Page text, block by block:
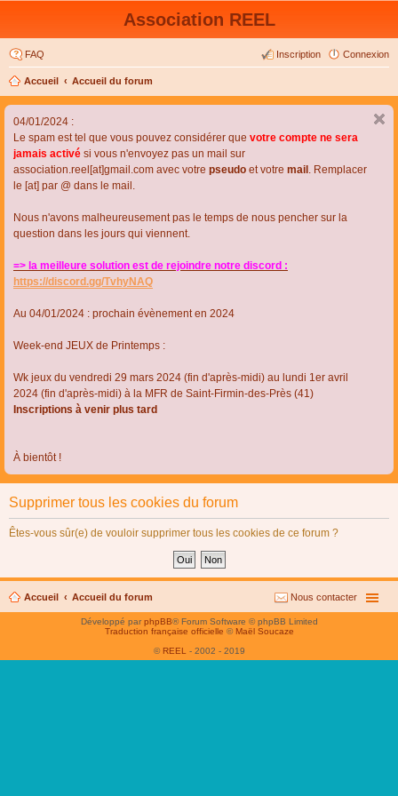
Association REEL
FAQ Connexion
Inscription
Accueil Accueil du forum
04/01/2024 :
Le spam est tel que vous pouvez considérer que votre compte ne sera
jamais activé si vous n'envoyez pas un mail sur
association.reel[at]gmail.com avec votre pseudo et votre mail . Remplacer
le [at] par @ dans le mail.
Nous n'avons malheureusement pas le temps de nous pencher sur la
question dans les jours qui viennent.
=> la meilleure solution est de rejoindre notre discord :
https://discord.gg/TvhyNAQ
Au 04/01/2024 : prochain évènement en 2024
Week-end JEUX de Printemps :
Wk jeux du vendredi 29 mars 2024 (fin d'après-midi) au lundi 1er avril
2024 (fin d'après-midi) à la MFR de Saint-Firmin-des-Près (41)
Inscriptions à venir plus tard
À bientôt !
Supprimer tous les cookies du forum
Êtes-vous sûr(e) de vouloir supprimer tous les cookies de ce forum ?
Accueil Accueil du forum Nous contacter
Développé parphpBB® Forum Software © phpBB Limited
Traduction française officielle © Maël Soucaze
© REEL - 2002 - 2019